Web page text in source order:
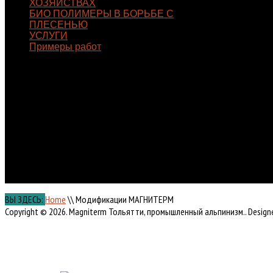
ХОЗЯЙСТВАХ
БИО ПОЛИМЕРЫ В БОРЬБЕ С
ПЛЕСЕНЬЮ
УСЛУГИ
Примеры работ
ВЫ ЗДЕСЬ: Home\\Модификации МАГНИТЕРМ
Copyright © 2026. Magniterm Тольятти, промышленный альпинизм..